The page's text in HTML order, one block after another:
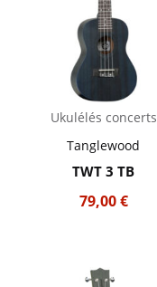
Ukulélés concerts
Tanglewood
TWT 3 TB
79,00€